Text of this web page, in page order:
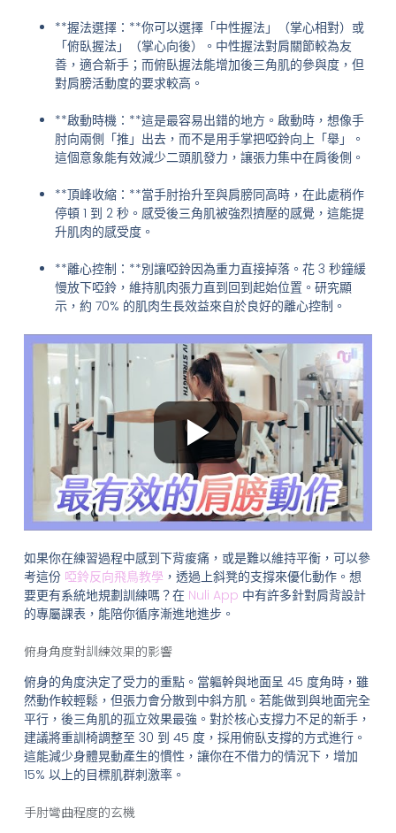
**握法選擇：**你可以選擇「中性握法」（掌心相對）或
「俯臥握法」（掌心向後）。中性握法對肩關節較為友
善，適合新手；而俯臥握法能增加後三角肌的參與度，但
對肩膀活動度的要求較高。
**啟動時機：**這是最容易出錯的地方。啟動時，想像手
肘向兩側「推」出去，而不是用手掌把啞鈴向上「舉」。
這個意象能有效減少二頭肌發力，讓張力集中在肩後側。
**頂峰收縮：**當手肘抬升至與肩膀同高時，在此處稍作
停頓 1 到 2 秒。感受後三角肌被強烈擠壓的感覺，這能提
升肌肉的感受度。
**離心控制：**別讓啞鈴因為重力直接掉落。花 3 秒鐘緩
慢放下啞鈴，維持肌肉張力直到回到起始位置。研究顯
示，約 70% 的肌肉生長效益來自於良好的離心控制。
如果你在練習過程中感到下背痠痛，或是難以維持平衡，可以參
考這份 啞鈴反向飛鳥教學 ，透過上斜凳的支撐來優化動作。想
要更有系統地規劃訓練嗎？在 Nuli App 中有許多針對肩背設計
的專屬課表，能陪你循序漸進地進步。
俯身角度對訓練效果的影響
俯身的角度決定了受力的重點。當軀幹與地面呈 45 度角時，雖
然動作較輕鬆，但張力會分散到中斜方肌。若能做到與地面完全
平行，後三角肌的孤立效果最強。對於核心支撐力不足的新手，
建議將重訓椅調整至 30 到 45 度，採用俯臥支撐的方式進行。
這能減少身體晃動產生的慣性，讓你在不借力的情況下，增加
15% 以上的目標肌群刺激率。
手肘彎曲程度的玄機